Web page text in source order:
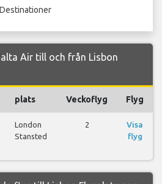
Destinationer
Air till och från Lisbon
plats Veckoflyg Flyg
London
Stansted
2
Visa
flyg